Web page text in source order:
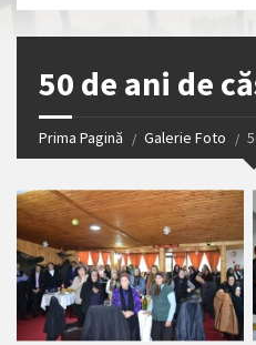
50 de ani de
Prima Pagină Galerie Foto